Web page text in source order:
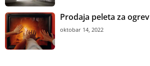
Prodaja peleta za ogrev
oktobar 14, 2022